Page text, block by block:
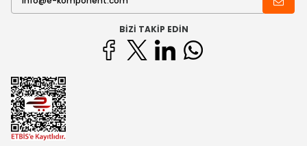
BIZI TAKIP EDIN